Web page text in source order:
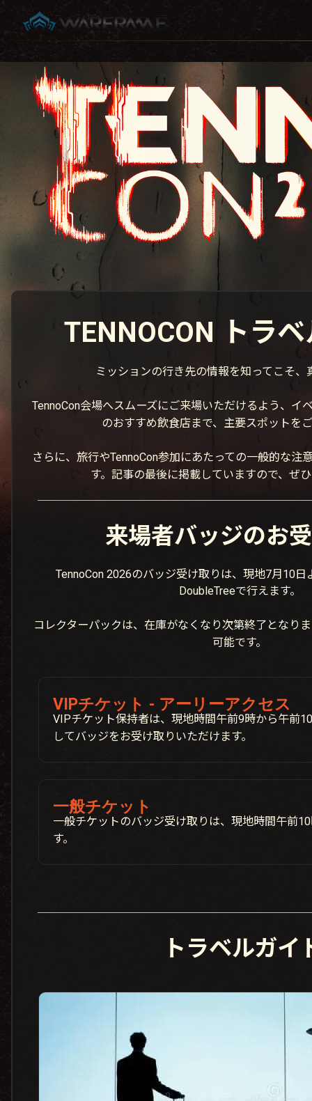
TENNOCON トラ
ミッションの行き先の情報を知ってこそ、
TennoCon会場へスムーズにご来場いただけるよう、イ
のおすすめ飲食店まで、主要スポットを
さらに、旅行やTennoCon参加にあたっての一般的な注
す。記事の最後に掲載していますので、ぜ
来場者バッジのお
TennoCon 2026のバッジ受け取りは、現地7月10
DoubleTreeで行えます。
コレクターパックは、在庫がなくなり次第終了となり
可能です。
VIPチケット - アーリーアクセス
VIPチケット保持者は、現地時間午前9時から午前
してバッジをお受け取りいただけます。
一般チケット
一般チケットのバッジ受け取りは、現地時間午前
す。
トラベルガイ